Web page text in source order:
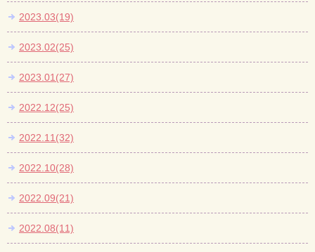
2023.03(19)
2023.02(25)
2023.01(27)
2022.12(25)
2022.11(32)
2022.10(28)
2022.09(21)
2022.08(11)